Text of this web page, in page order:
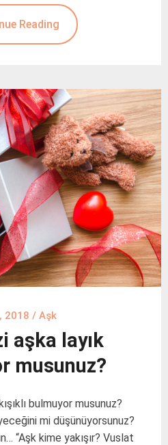
Reading
2018 / Aşk
aşka layık
musunuz?
bulmuyor musunuz?
mi düşünüyorsunuz?
“Aşk kime yakışır? Vuslat